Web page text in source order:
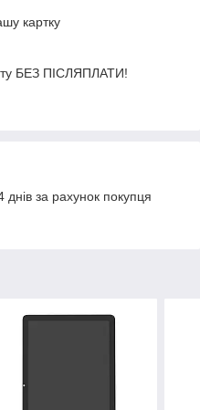
картку
БЕЗ ПІСЛЯПЛАТИ!
за рахунок покупця